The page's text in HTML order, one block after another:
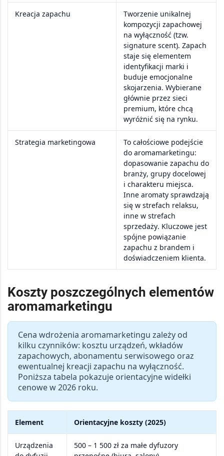
Kreacja zapachu Tworzenie unikalnej
kompozycji zapachowej
na wyłączność (tzw.
signature scent). Zapach
staje się elementem
identyfikacji marki i
buduje emocjonalne
skojarzenia. Wybierane
głównie przez sieci
premium, które chcą
wyróżnić się na rynku.
Strategia marketingowa To całościowe podejście
do aromamarketingu:
dopasowanie zapachu do
branży, grupy docelowej
i charakteru miejsca.
Inne aromaty sprawdzają
się w strefach relaksu,
inne w strefach
sprzedaży. Kluczowe jest
spójne powiązanie
zapachu z brandem i
doświadczeniem klienta.
Koszty poszczególnych elementów
aromamarketingu
Cena wdrożenia aromamarketingu zależy od
kilku czynników: kosztu urządzeń, wkładów
zapachowych, abonamentu serwisowego oraz
ewentualnej kreacji zapachu na wyłączność.
Poniższa tabela pokazuje orientacyjne widełki
cenowe w 2026 roku.
Element Orientacyjne koszty (2025)
Urządzenia
500 – 1 500 zł za małe dyfuzory